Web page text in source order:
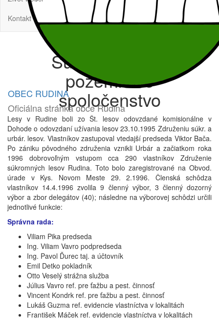
OBEC RUDINA
Oficiálna stránka obce Rudina
Kontakt
Súkromné lesy
pozemkové
spoločenstvo
Lesy v Rudine boli zo Št. lesov odovzdané komisionálne v
Dohode o odovzdaní užívania lesov 23.10.1995 Združeniu súkr. a
urbár. lesov. Vlastníkov zastupoval vtedajší predseda Viktor Bača.
Po zániku pôvodného združenia vznikli Urbár a začiatkom roka
1996 dobrovoľným vstupom cca 290 vlastníkov Združenie
súkromných lesov Rudina. Toto bolo zaregistrované na Obvod.
úrade v Kys. Novom Meste 29. 2.1996. Členská schôdza
vlastníkov 14.4.1996 zvolila 9 členný výbor, 3 členný dozorný
výbor a zbor delegátov (40); následne na výborovej schôdzi určili
jednotlivé funkcie:
Správna rada:
Viliam Pika predseda
Ing. Viliam Vavro podpredseda
Ing. Pavol Ďurec taj. a účtovník
Emil Detko pokladník
Otto Veselý strážna služba
Július Vavro ref. pre ťažbu a pest. činnosť
Vincent Kondrk ref. pre ťažbu a pest. činnosť
Lukáš Guzma ref. evidencie vlastníctva v lokalitách
František Máček ref. evidencie vlastníctva v lokalitách